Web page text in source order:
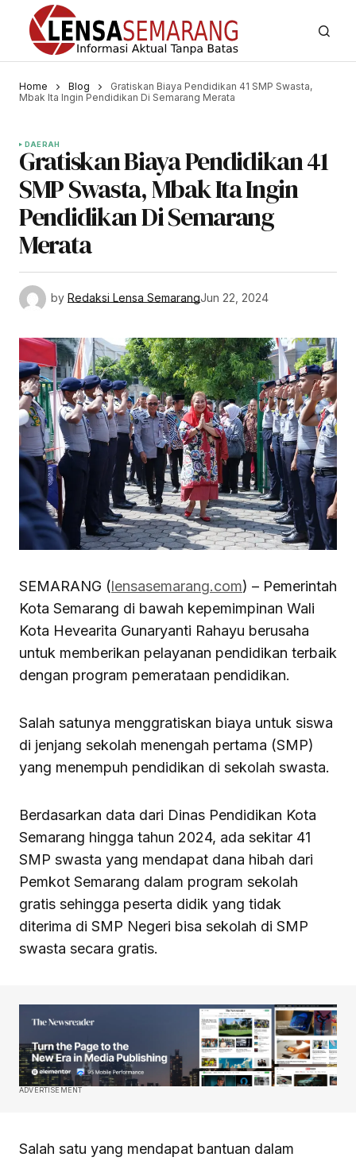
Home Blog
Gratiskan Biaya Pendidikan 41 SMP Swasta,
Mbak Ita Ingin Pendidikan Di Semarang Merata
DAERAH
Gratiskan Biaya Pendidikan 41
SMP Swasta, Mbak Ita Ingin
Pendidikan Di Semarang
Merata
by Redaksi Lensa SemarangJun 22, 2024
SEMARANG (lensasemarang.com) – Pemerintah
Kota Semarang di bawah kepemimpinan Wali
Kota Hevearita Gunaryanti Rahayu berusaha
untuk memberikan pelayanan pendidikan terbaik
dengan program pemerataan pendidikan.
Salah satunya menggratiskan biaya untuk siswa
di jenjang sekolah menengah pertama (SMP)
yang menempuh pendidikan di sekolah swasta.
Berdasarkan data dari Dinas Pendidikan Kota
Semarang hingga tahun 2024, ada sekitar 41
SMP swasta yang mendapat dana hibah dari
Pemkot Semarang dalam program sekolah
gratis sehingga peserta didik yang tidak
diterima di SMP Negeri bisa sekolah di SMP
swasta secara gratis.
ADVERTISEMENT
Salah satu yang mendapat bantuan dalam